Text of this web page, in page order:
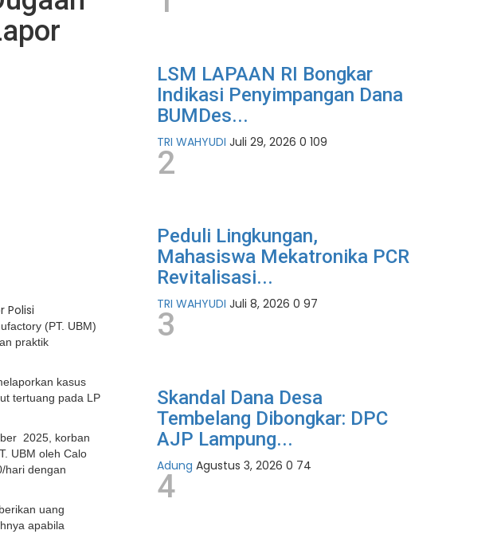
(PT. UBM)
praktik
kasus
tertuang pada LP
2025, korban
UBM oleh Calo
hari dengan
uang
apabila
LSM LAPAAN RI Bongkar
Indikasi Penyimpangan Dana
BUMDes...
TRI WAHYUDI Juli 29, 2026 0 109
2
Peduli Lingkungan,
Mahasiswa Mekatronika PCR
Revitalisasi...
TRI WAHYUDI Juli 8, 2026 0 97
3
Skandal Dana Desa
Tembelang Dibongkar: DPC
AJP Lampung...
Adung Agustus 3, 2026 0 74
4